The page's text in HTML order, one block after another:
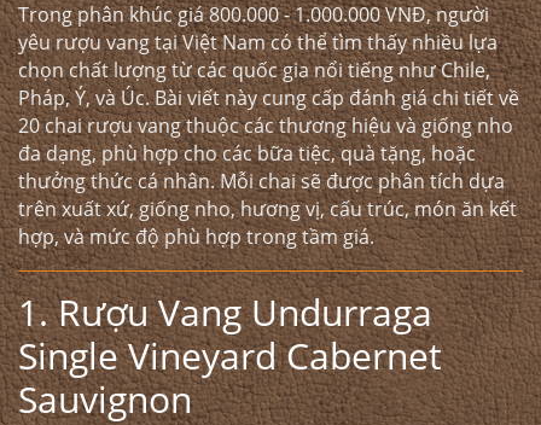
Trong phân khúc giá 800.000 - 1.000.000 VNĐ, người
yêu rượu vang tại Việt Nam có thể tìm thấy nhiều lựa
chọn chất lượng từ các quốc gia nổi tiếng như Chile,
Pháp, Ý, và Úc. Bài viết này cung cấp đánh giá chi tiết về
20 chai rượu vang thuộc các thương hiệu và giống nho
đa dạng, phù hợp cho các bữa tiệc, quà tặng, hoặc
thưởng thức cá nhân. Mỗi chai sẽ được phân tích dựa
trên xuất xứ, giống nho, hương vị, cấu trúc, món ăn kết
hợp, và mức độ phù hợp trong tầm giá.
1. Rượu Vang Undurraga
Single Vineyard Cabernet
Sauvignon